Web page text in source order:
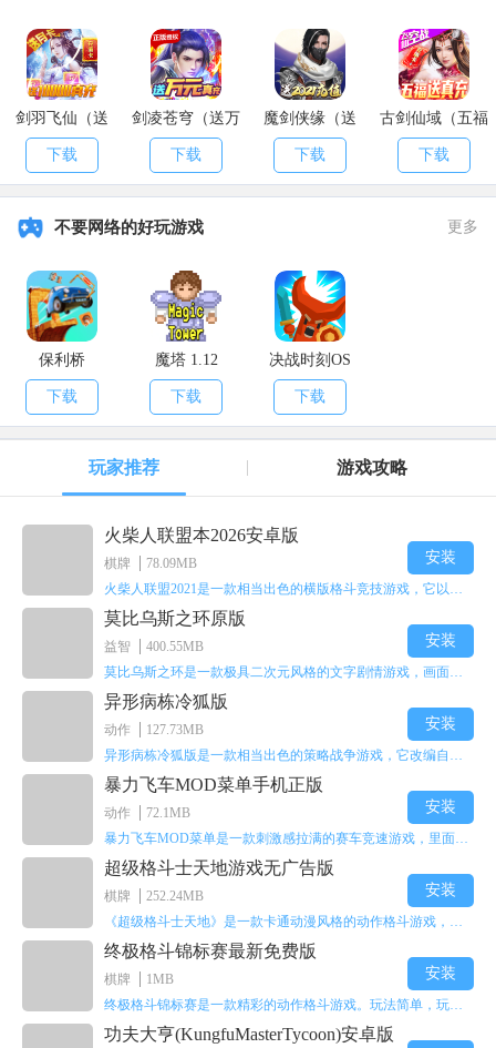
宠物洗练：宠物洗练 消耗金币和火柴重新生成洗练属性
;宠物根据品质
白、蓝、紫、橙、红分别拥有2、3、4、5、6条额外属性，当玩家洗到
自己想要的属性时，可以锁定想要的属性继续洗练其他属性，避免造
成额外的损失。
宠物进阶：消耗与自身宠物属性相同的灵珠
可对宠物进行进阶提升宠
宠物附身：每只上阵的宠物可选择一个英雄进行附身，
附加100%的属性，操作附身的英雄可放出对应的宠物技能对怪物造成
额外伤害。(PS：上阵的宠物对所有英雄具有百分之20属性加成，宠物
技能只有附身的英雄才能使用)
火柴人联盟2宠物系统详解_宠物如何获取和培养攻略的
全部内容!
剑羽飞仙（送
10000真充）
下载
剑凌苍穹（送万
元真充）
下载
魔剑侠缘（送
2021充值）
下载
古剑仙域（五福
送真充）
下载
不要网络的好玩游戏 更多
保利桥
下载
魔塔 1.12
下载
决战时刻OS
下载
玩家推荐 游戏攻略
火柴人联盟本2026安卓版
棋牌
78.09MB
安装
莫比乌斯之环原版
益智
400.55MB
安装
异形病栋冷狐版
动作
127.73MB
安装
暴力飞车MOD菜单手机正版
动作
72.1MB
安装
超级格斗士天地游戏无广告版
棋牌
252.24MB
安装
终极格斗锦标赛最新免费版
棋牌
1MB
安装
功夫大亨(KungfuMasterTycoon)安卓版